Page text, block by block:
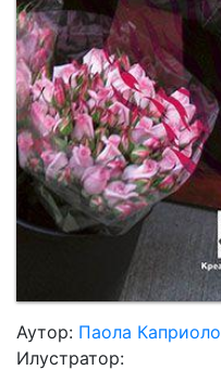
Аутор: Паола Каприоло
Илустратор: